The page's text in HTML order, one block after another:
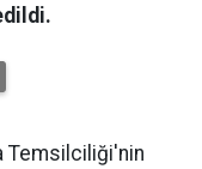
Temsilciliği'nin